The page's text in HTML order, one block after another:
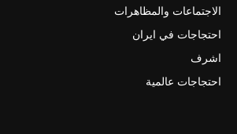
الاجتماعات والمظاهرات
احتجاجات في ايران
اشرف
احتجاجات عالمية